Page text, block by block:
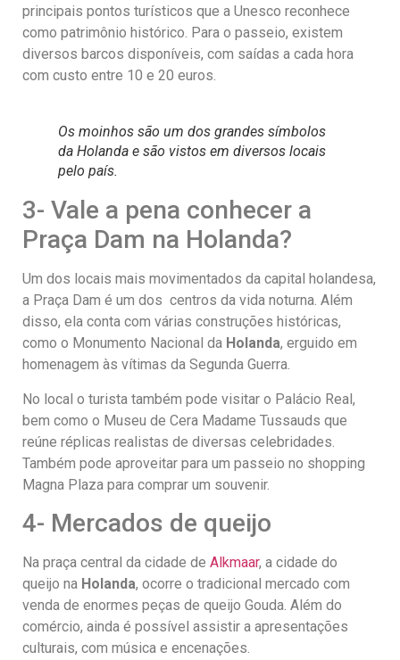
principais pontos turísticos que a Unesco reconhece
como patrimônio histórico. Para o passeio, existem
diversos barcos disponíveis, com saídas a cada hora
com custo entre 10 e 20 euros.
Os moinhos são um dos grandes símbolos
da Holanda e são vistos em diversos locais
pelo país.
3- Vale a pena conhecer a
Praça Dam na Holanda?
Um dos locais mais movimentados da capital holandesa,
a Praça Dam é um dos centros da vida noturna. Além
disso, ela conta com várias construções históricas,
como o Monumento Nacional da Holanda, erguido em
homenagem às vítimas da Segunda Guerra.
No local o turista também pode visitar o Palácio Real,
bem como o Museu de Cera Madame Tussauds que
reúne réplicas realistas de diversas celebridades.
Também pode aproveitar para um passeio no shopping
Magna Plaza para comprar um souvenir.
4- Mercados de queijo
Na praça central da cidade de Alkmaar, a cidade do
queijo na Holanda, ocorre o tradicional mercado com
venda de enormes peças de queijo Gouda. Além do
comércio, ainda é possível assistir a apresentações
culturais, com música e encenações.